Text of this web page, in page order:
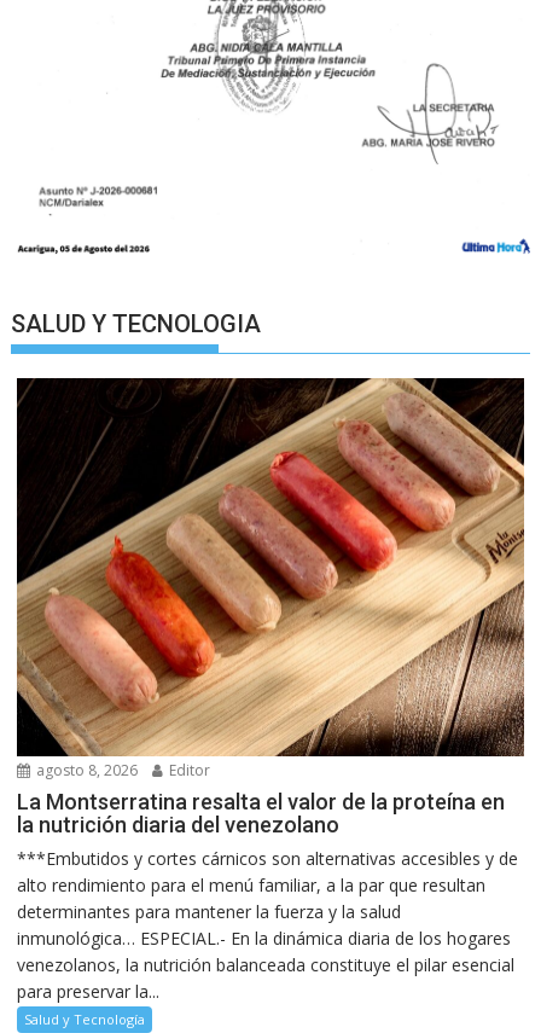
SALUD Y TECNOLOGIA
agosto 8, 2026 Editor
La Montserratina resalta el valor de la proteína en
la nutrición diaria del venezolano
***Embutidos y cortes cárnicos son alternativas accesibles y de
alto rendimiento para el menú familiar, a la par que resultan
determinantes para mantener la fuerza y la salud
inmunológica… ESPECIAL.- En la dinámica diaria de los hogares
venezolanos, la nutrición balanceada constituye el pilar esencial
para preservar la...
Salud y Tecnología